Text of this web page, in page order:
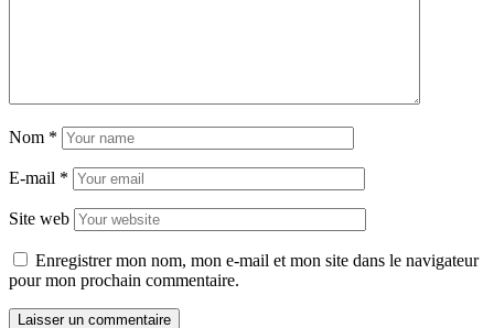
Nom *
E-mail *
Site web
Enregistrer mon nom, mon e-mail et mon site dans le navigateur
pour mon prochain commentaire.